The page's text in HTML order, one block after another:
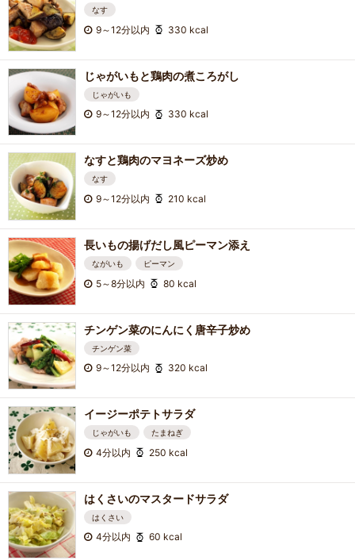
なす
9～12分以内 330 kcal
じゃがいもと鶏肉の煮ころがし
じゃがいも
9～12分以内 330 kcal
なすと鶏肉のマヨネーズ炒め
なす
9～12分以内 210 kcal
長いもの揚げだし風ピーマン添え
ながいも ピーマン
5～8分以内 80 kcal
チンゲン菜のにんにく唐辛子炒め
チンゲン菜
9～12分以内 320 kcal
イージーポテトサラダ
じゃがいも たまねぎ
4分以内 250 kcal
はくさいのマスタードサラダ
はくさい
4分以内 60 kcal